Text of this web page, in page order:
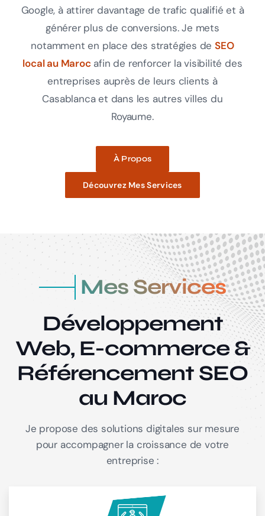
Google, à attirer davantage de trafic qualifié et à
générer plus de conversions. Je mets
notamment en place des stratégies deSEO
local au Marocafin de renforcer la visibilité des
entreprises auprès de leurs clients à
Casablanca et dans les autres villes du
Royaume.
À Propos
Découvrez Mes Services
Mes Services
Développement
Web, E-commerce &
Référencement SEO
au Maroc
Je propose des solutions digitales sur mesure
pour accompagner la croissance de votre
entreprise :